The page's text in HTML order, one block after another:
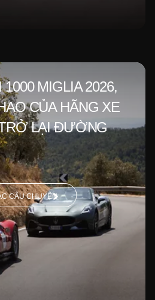
MIGLIA 2026,
CỦA HÃNG XE
LẠI ĐƯỜNG
CÂU CHUYỆN